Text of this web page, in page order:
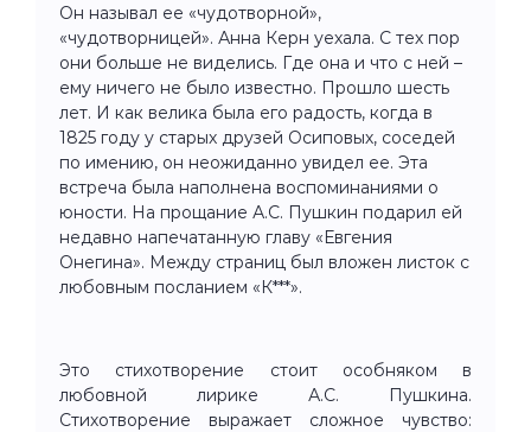
Он называл ее «чудотворной»,
«чудотворницей». Анна Керн уехала. С тех пор
они больше не виделись. Где она и что с ней –
ему ничего не было известно. Прошло шесть
лет. И как велика была его радость, когда в
1825 году у старых друзей Осиповых, соседей
по имению, он неожиданно увидел ее. Эта
встреча была наполнена воспоминаниями о
юности. На прощание А.С. Пушкин подарил ей
недавно напечатанную главу «Евгения
Онегина». Между страниц был вложен листок с
любовным посланием «К***».
Это стихотворение стоит особняком в
любовной лирике А.С. Пушкина.
Стихотворение выражает сложное чувство: